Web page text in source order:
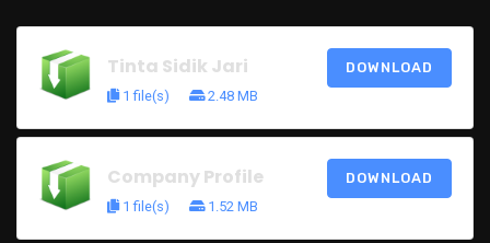
Tinta Sidik Jari
1 file(s) 2.48 MB
DOWNLOAD
Company Profile
1 file(s) 1.52 MB
DOWNLOAD